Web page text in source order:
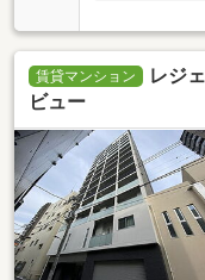
賃貸マンション
レジ
ビュー